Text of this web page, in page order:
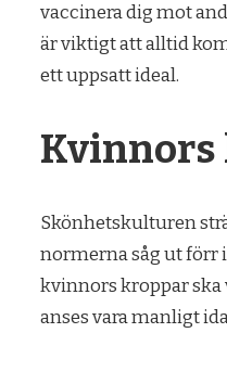
vaccinera dig mot
är viktigt att alltid
ett uppsatt ideal.
Kvinnors
Skönhetskulturen
normerna såg ut förr
kvinnors kroppar ska
anses vara manligt